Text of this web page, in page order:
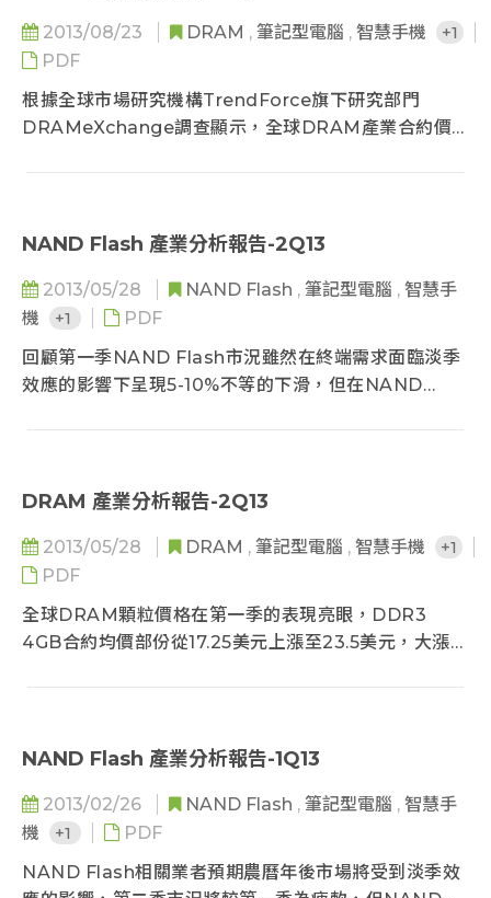
2013/08/23 DRAM , 筆記型電腦 , 智慧手機
+1
PDF
根據全球市場研究機構TrendForce旗下研究部門
DRAMeXchange調查顯示，全球DRAM產業合約價
但時序進入第二季末，由於下半年全球經濟愈趨保守及
第三季的價格走勢開始產生不確定性，加上PC-OEM的
DRAM庫存水位節節攀升下，集邦科技認為下半年合約
價將會持平甚至下跌的可能性高...
NAND Flash 產業分析報告-2Q13
2013/05/28 NAND Flash , 筆記型電腦 , 智慧手
機
+1
PDF
回顧第一季NAND Flash市況雖然在終端需求面臨淡季
效應的影響下呈現5-10%不等的下滑，但在NAND
Flash合約價格依舊維持穩健走勢，產業秩序相對健康...
DRAM 產業分析報告-2Q13
2013/05/28 DRAM , 筆記型電腦 , 智慧手機
+1
PDF
全球DRAM顆粒價格在第一季的表現亮眼，DDR3
4GB合約均價部份從17.25美元上漲至23.5美元，大漲近
準型記憶體占總產出僅約32%，較去年最末季的44%再
率將正式超越標準型記憶體，成為記憶體市場占比最高
的產品...
NAND Flash 產業分析報告-1Q13
2013/02/26 NAND Flash , 筆記型電腦 , 智慧手
機
+1
PDF
NAND Flash相關業者預期農曆年後市場將受到淡季效